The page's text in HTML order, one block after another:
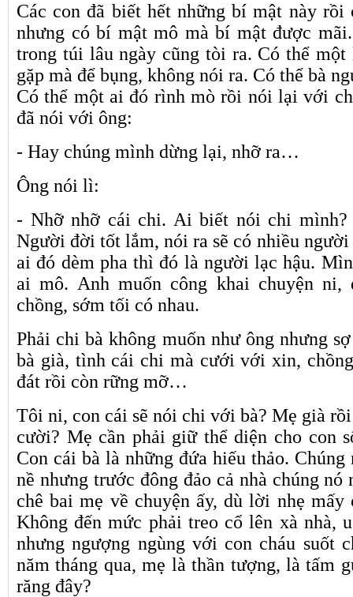
Các con đã biết hết những bí mật này rồi
nhưng có bí mật mô mà bí mật được
trong túi lâu ngày cũng tòi ra. Có thể
gặp mà để bụng, không nói ra. Có thể bà
Có thể một ai đó rình mò rồi nói lại với
đã nói với ông:
- Hay chúng mình dừng lại, nhỡ ra…
Ông nói lì:
- Nhỡ nhỡ cái chi. Ai biết nói chi
Người đời tốt lắm, nói ra sẽ có nhiều
ai đó dèm pha thì đó là người lạc hậu.
ai mô. Anh muốn công khai chuyện ni,
chồng, sớm tối có nhau.
Phải chi bà không muốn như ông nhưng
bà già, tình cái chi mà cưới với xin,
đát rồi còn rững mỡ…
Tôi ni, con cái sẽ nói chi với bà? Mẹ già
cười? Mẹ cần phải giữ thể diện cho con
Con cái bà là những đứa hiếu thảo.
nề nhưng trước đông đảo cả nhà chúng
chê bai mẹ về chuyện ấy, dù lời nhẹ mấy
Không đến mức phải treo cổ lên xà nhà,
nhưng ngượng ngùng với con cháu suốt
năm tháng qua, mẹ là thần tượng, là tấm
răng đây?